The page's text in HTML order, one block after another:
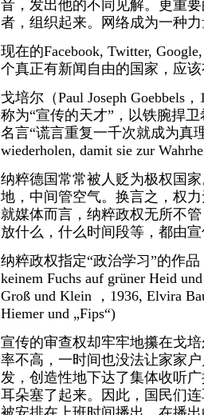
音，发出他的不同见解。更重
者，组织起来。网络成为一种
现在的Facebook, Twitter,
个真正有新闻自由的国家，应
戈培尔（Paul Joseph Goebbels
称为“宣传的天才”，以铁腕捍
名言“谎言重复一千次就成为真
wiederholen, damit sie zur
纳粹德国常常被人贬为极权国
地，中间管空气。换言之，权
就媒体而言，纳粹政权无所不
放什么，什么时间段等，都由
纳粹政权指定“政治学习”的作
keinem Fuchs auf grüner Heid
Groß und Klein ，1936, Elvira
Hiemer und „Fips“)
宣传的审查权却牢牢地攥在戈
率不高，一时间也没法让家家
发，创造性地下达了集体收听
耳朵塞了起来。因此，国民们